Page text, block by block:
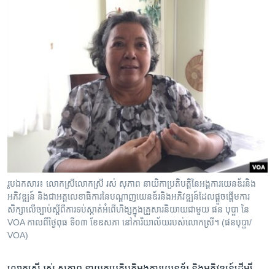
រូបឯកសារ៖ លោក​ស្រី​លោក​ស្រី​ រស់ ​សុភាព​ នាយិកាប្រតិបត្តិ​នៃអង្គការ​យេនឌ័រ​និង​
អភិវឌ្ឍន៍ និង​ជា​អគ្គលេខាធិការ​នៃ​បណ្តាញ​យេនឌ័រ​និង​អភិវឌ្ឍន៍​ដែល​ផ្តួចផ្តើម​ការ​
សិក្សា​លើ​ច្បាប់​ស្តីពីការទប់ស្កាត់អំពើហិង្សក្នុងគ្រួសារ​និយាយជាមួយ ផន បុប្ផា នៃ ​
VOA​ កាល​ពី​ថ្ងៃ​ពុធ ទី០៣ ខែឧសភា ​នៅ​ការិយាល័យ​របស់​លោក​ស្រី​។​ (ផនបុប្ផា/
VOA)